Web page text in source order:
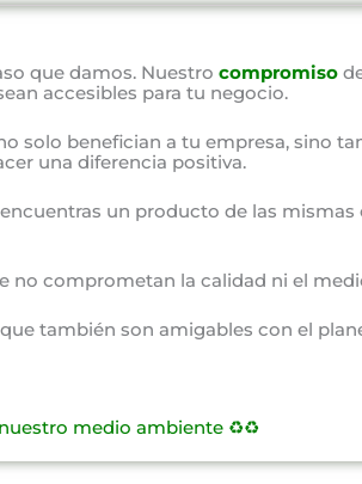
que damos. Nuestro compromiso
accesibles para tu negocio.
solo benefician a tu empresa, sino
una diferencia positiva.
encuentras un producto de las
no comprometan la calidad ni el
también son amigables con el
medio ambiente ♻️♻️